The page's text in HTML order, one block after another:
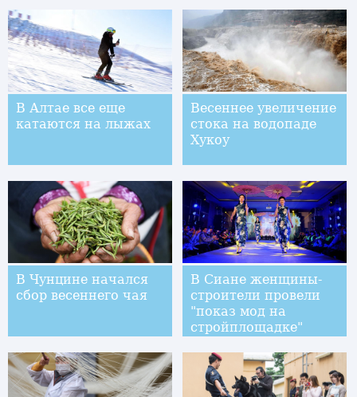
В Алтае все еще
катаются на лыжах
Весеннее увеличение
стока на водопаде
Хукоу
В Чунцине начался
сбор весеннего чая
В Сиане женщины-
строители провели
"показ мод на
стройплощадке"